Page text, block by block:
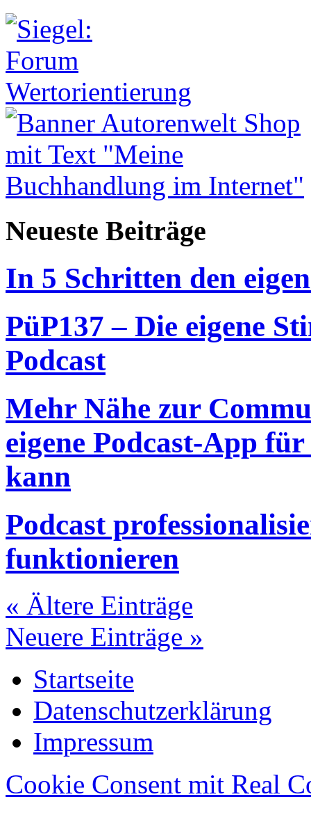
Neueste Beiträge
In 5 Schritten den
PüP137 – Die eigene
Podcast
Mehr Nähe zur
eigene Podcast-App
kann
Podcast
funktionieren
« Ältere Einträge
Neuere Einträge »
Startseite
Datenschutzerklärung
Impressum
Cookie Consent mit Real